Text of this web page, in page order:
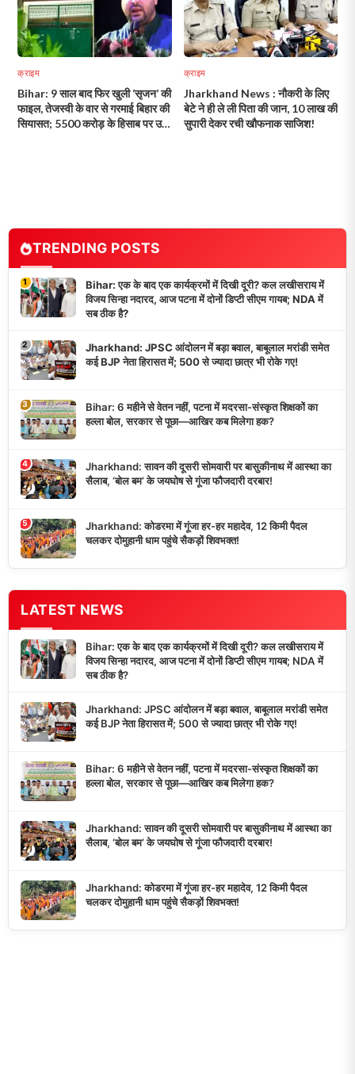
क्राइम
Bihar: 9 साल बाद फिर खुली ‘सृजन’ की
फाइल, तेजस्वी के वार से गरमाई बिहार की
सियासत; 5500 करोड़ के हिसाब पर उठे
क्राइम
Jharkhand News : नौकरी के लिए
बेटे ने ही ले ली पिता की जान, 10 लाख की
सुपारी देकर रची खौफनाक साजिश!
TRENDING POSTS
1
Bihar: एक के बाद एक कार्यक्रमों में दिखी दूरी? कल लखीसराय में
विजय सिन्हा नदारद, आज पटना में दोनों डिप्टी सीएम गायब; NDA में
सब ठीक है?
2
Jharkhand: JPSC आंदोलन में बड़ा बवाल, बाबूलाल मरांडी समेत
कई BJP नेता हिरासत में; 500 से ज्यादा छात्र भी रोके गए!
3
Bihar: 6 महीने से वेतन नहीं, पटना में मदरसा-संस्कृत शिक्षकों का
हल्ला बोल, सरकार से पूछा—आखिर कब मिलेगा हक?
4
Jharkhand: सावन की दूसरी सोमवारी पर बासुकीनाथ में आस्था का
सैलाब, ‘बोल बम’ के जयघोष से गूंजा फौजदारी दरबार!
5
Jharkhand: कोडरमा में गूंजा हर-हर महादेव, 12 किमी पैदल
चलकर दोमुहानी धाम पहुंचे सैकड़ों शिवभक्त!
LATEST NEWS
Bihar: एक के बाद एक कार्यक्रमों में दिखी दूरी? कल लखीसराय में
विजय सिन्हा नदारद, आज पटना में दोनों डिप्टी सीएम गायब; NDA में
सब ठीक है?
Jharkhand: JPSC आंदोलन में बड़ा बवाल, बाबूलाल मरांडी समेत
कई BJP नेता हिरासत में; 500 से ज्यादा छात्र भी रोके गए!
Bihar: 6 महीने से वेतन नहीं, पटना में मदरसा-संस्कृत शिक्षकों का
हल्ला बोल, सरकार से पूछा—आखिर कब मिलेगा हक?
Jharkhand: सावन की दूसरी सोमवारी पर बासुकीनाथ में आस्था का
सैलाब, ‘बोल बम’ के जयघोष से गूंजा फौजदारी दरबार!
Jharkhand: कोडरमा में गूंजा हर-हर महादेव, 12 किमी पैदल
चलकर दोमुहानी धाम पहुंचे सैकड़ों शिवभक्त!